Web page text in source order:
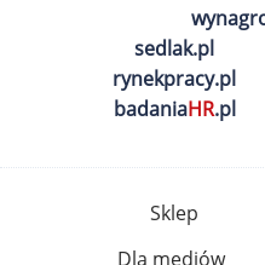
sedlak.pl
rynekpracy.pl
badaniaHR.pl
Sklep
Dla mediów